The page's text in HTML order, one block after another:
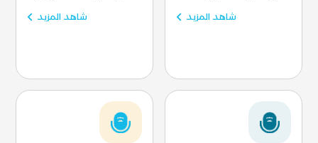
شاهد المزيد شاهد المزيد